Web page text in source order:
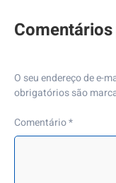
O seu endereço de e-
obrigatórios são
Comentário*